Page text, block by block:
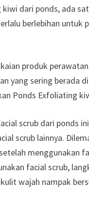
dari ponds, ada
berlebihan untuk
produk
yang sering berada
Ponds Exfoliating
scrub dari ponds
scrub lainnya.
menggunakan
facial scrub,
wajah nampak